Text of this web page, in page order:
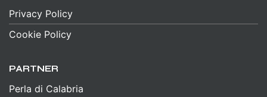
Privacy Policy
Cookie Policy
PARTNER
Perla di Calabria